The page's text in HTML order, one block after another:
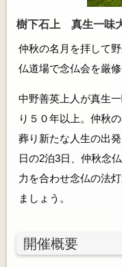
樹下石上 真生一味
仲秋の名月を拝して
仏道場で念仏会を厳修
中野善英上人が真生
り５０年以上。仲秋
葬り新たな人生の出
日の2泊3日、仲秋念
力を合わせ念仏の法
ましょう。
開催概要